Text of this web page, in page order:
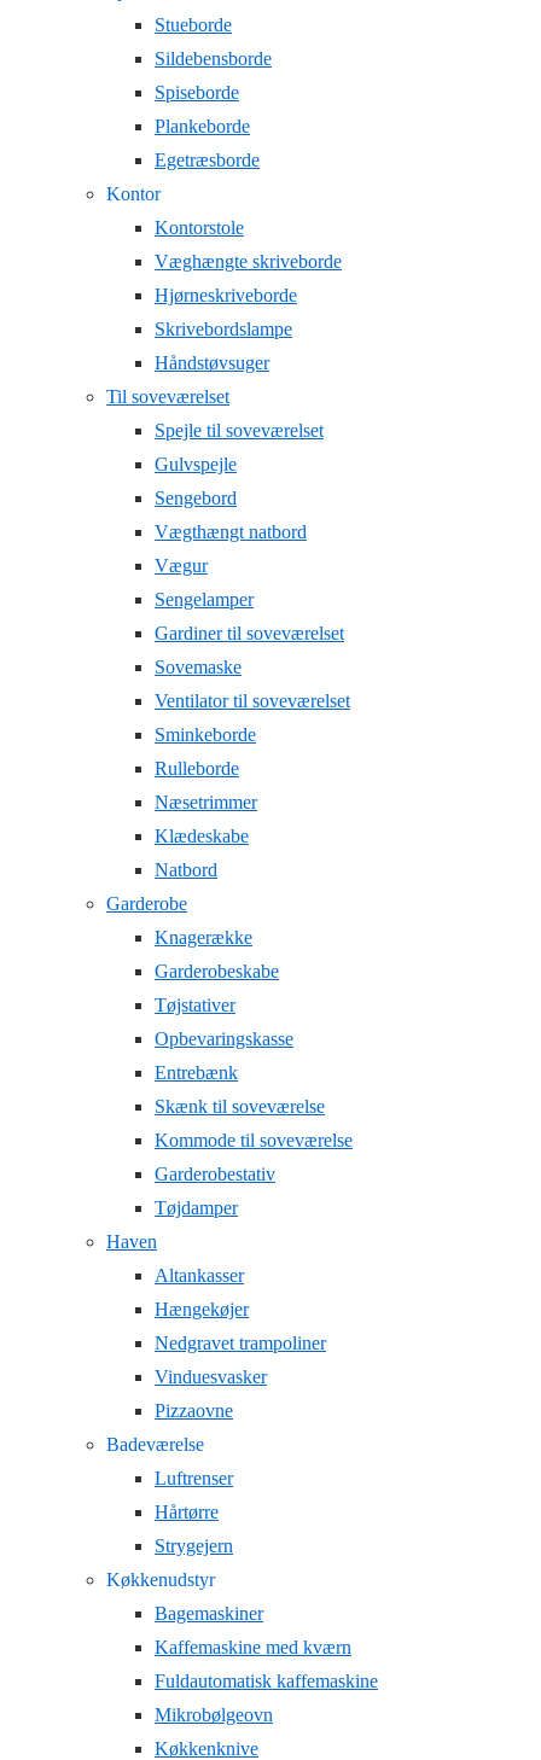
Stueborde
Sildebensborde
Spiseborde
Plankeborde
Egetræsborde
Kontor
Kontorstole
Væghængte skriveborde
Hjørneskriveborde
Skrivebordslampe
Håndstøvsuger
Til soveværelset
Spejle til soveværelset
Gulvspejle
Sengebord
Vægthængt natbord
Vægur
Sengelamper
Gardiner til soveværelset
Sovemaske
Ventilator til soveværelset
Sminkeborde
Rulleborde
Næsetrimmer
Klædeskabe
Natbord
Garderobe
Knagerække
Garderobeskabe
Tøjstativer
Opbevaringskasse
Entrebænk
Skænk til soveværelse
Kommode til soveværelse
Garderobestativ
Tøjdamper
Haven
Altankasser
Hængekøjer
Nedgravet trampoliner
Vinduesvasker
Pizzaovne
Badeværelse
Luftrenser
Hårtørre
Strygejern
Køkkenudstyr
Bagemaskiner
Kaffemaskine med kværn
Fuldautomatisk kaffemaskine
Mikrobølgeovn
Køkkenknive